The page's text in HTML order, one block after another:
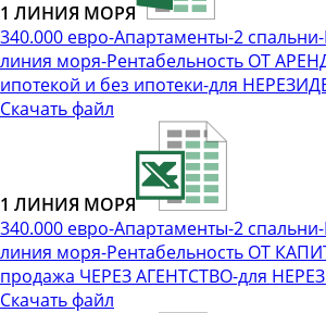
1 ЛИНИЯ МОРЯ
340.000 евро-Апартаменты-2
линия моря-Рентабельность ОТ
ипотекой и без ипотеки-для
Скачать файл
1 ЛИНИЯ МОРЯ
340.000 евро-Апартаменты-2
линия моря-Рентабельность ОТ
продажа ЧЕРЕЗ АГЕНТСТВО-для
Скачать файл